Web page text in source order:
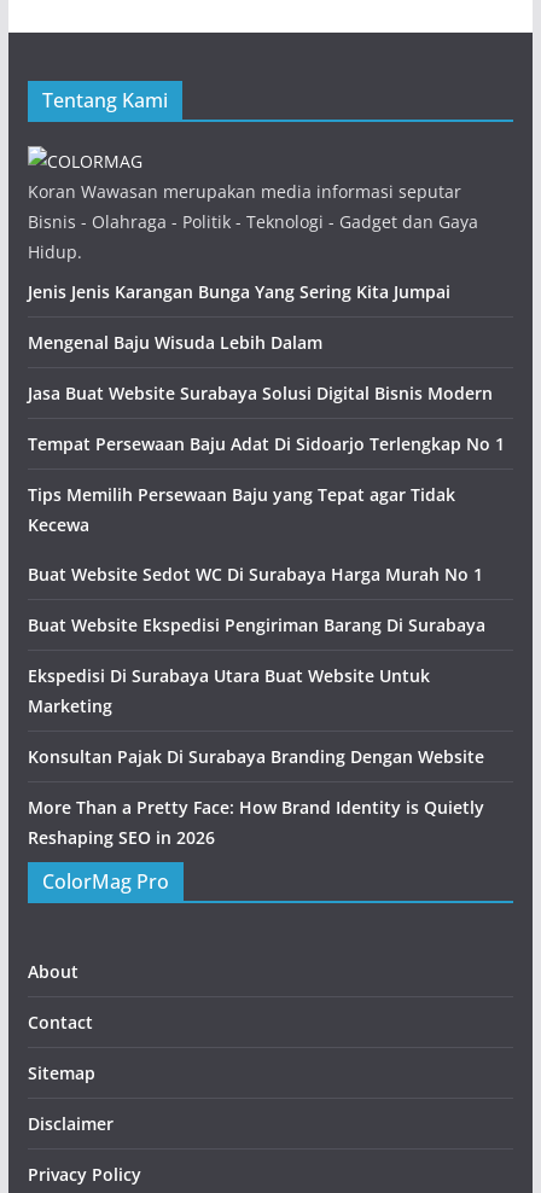
Tentang Kami
Koran Wawasan merupakan media informasi seputar
Bisnis - Olahraga - Politik - Teknologi - Gadget dan Gaya
Hidup.
Jenis Jenis Karangan Bunga Yang Sering Kita Jumpai
Mengenal Baju Wisuda Lebih Dalam
Jasa Buat Website Surabaya Solusi Digital Bisnis Modern
Tempat Persewaan Baju Adat Di Sidoarjo Terlengkap No 1
Tips Memilih Persewaan Baju yang Tepat agar Tidak
Kecewa
Buat Website Sedot WC Di Surabaya Harga Murah No 1
Buat Website Ekspedisi Pengiriman Barang Di Surabaya
Ekspedisi Di Surabaya Utara Buat Website Untuk
Marketing
Konsultan Pajak Di Surabaya Branding Dengan Website
More Than a Pretty Face: How Brand Identity is Quietly
Reshaping SEO in 2026
ColorMag Pro
About
Contact
Sitemap
Disclaimer
Privacy Policy